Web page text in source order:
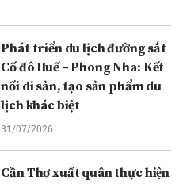
Phát triển du lịch đường sắt
Cố đô Huế – Phong Nha: Kết
nối di sản, tạo sản phẩm du
lịch khác biệt
31/07/2026
Cần Thơ xuất quân thực hiện